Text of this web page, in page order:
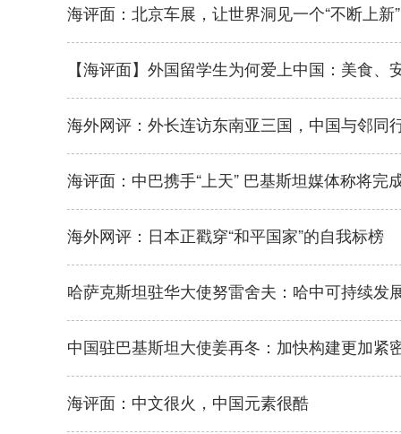
海评面：北京车展，让世界洞见一个“不断上新
【海评面】外国留学生为何爱上中国：美食、
海外网评：外长连访东南亚三国，中国与邻同
海评面：中巴携手“上天” 巴基斯坦媒体称将完
海外网评：日本正戳穿“和平国家”的自我标榜
哈萨克斯坦驻华大使努雷舍夫：哈中可持续发
中国驻巴基斯坦大使姜再冬：加快构建更加紧
海评面：中文很火，中国元素很酷